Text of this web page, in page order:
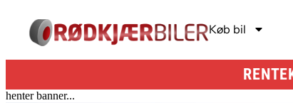
Køb bil
henter banner...